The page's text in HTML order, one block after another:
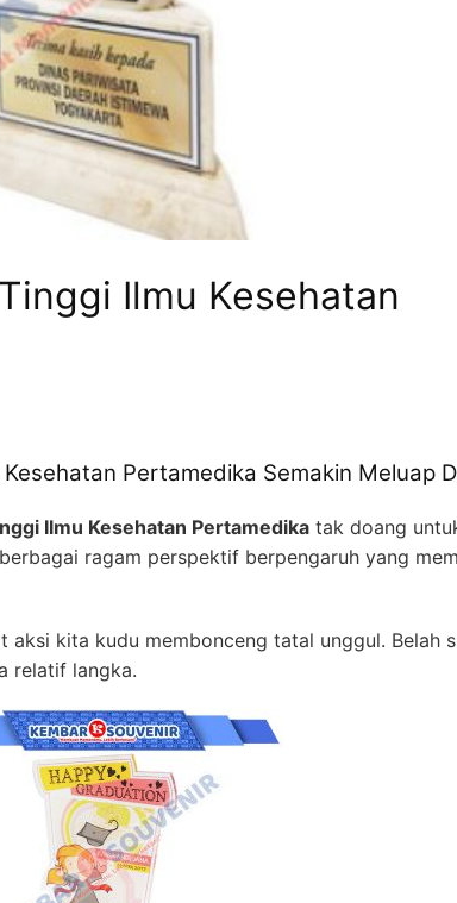
Ilmu Kesehatan
Pertamedika Semakin Meluap
Ilmu Kesehatan Pertamedika tak doang
ragam perspektif berpengaruh yang
kita kudu membonceng tatal unggul. Belah
relatif langka.